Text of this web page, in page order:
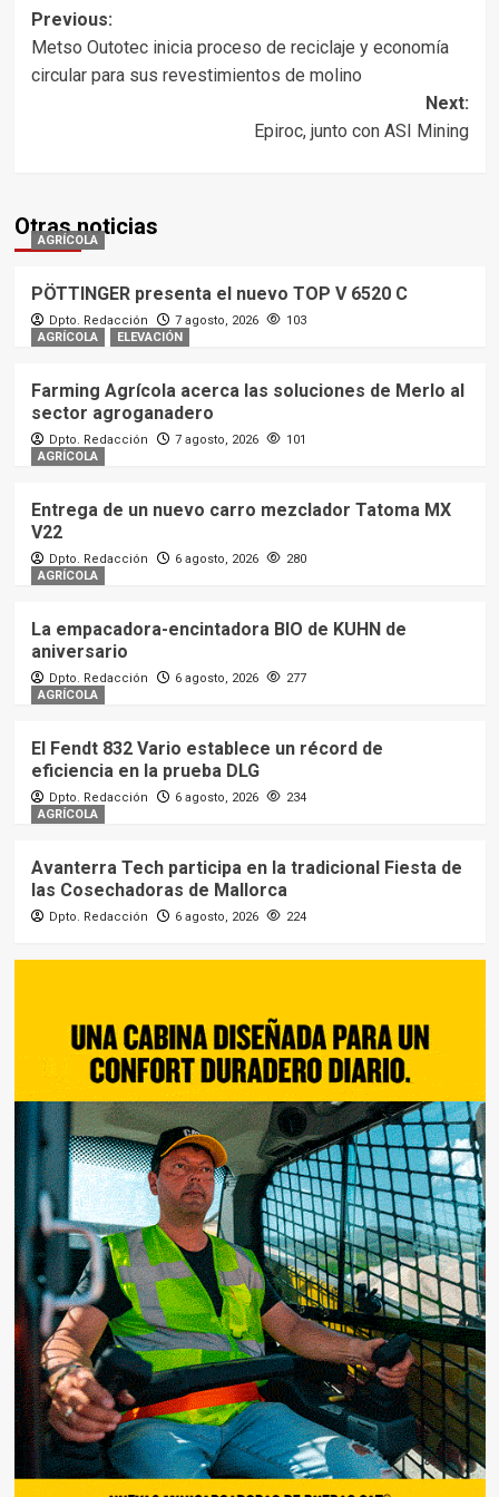
Post
navigation
Previous:
Metso Outotec inicia proceso de reciclaje y economía
circular para sus revestimientos de molino
Next:
Epiroc, junto con ASI Mining
Otras noticias
AGRÍCOLA
PÖTTINGER presenta el nuevo TOP V 6520 C
Dpto. Redacción 7 agosto, 2026
103
AGRÍCOLA
ELEVACIÓN
Farming Agrícola acerca las soluciones de Merlo al
sector agroganadero
Dpto. Redacción 7 agosto, 2026
101
AGRÍCOLA
Entrega de un nuevo carro mezclador Tatoma MX
V22
Dpto. Redacción 6 agosto, 2026
280
AGRÍCOLA
La empacadora-encintadora BIO de KUHN de
aniversario
Dpto. Redacción 6 agosto, 2026
277
AGRÍCOLA
El Fendt 832 Vario establece un récord de
eficiencia en la prueba DLG
Dpto. Redacción 6 agosto, 2026
234
AGRÍCOLA
Avanterra Tech participa en la tradicional Fiesta de
las Cosechadoras de Mallorca
Dpto. Redacción 6 agosto, 2026 224